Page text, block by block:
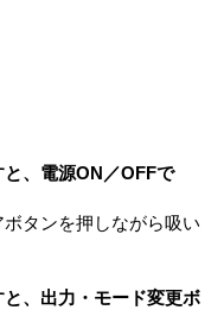
と、電源ON／OFFで
タンを押しながら吸い
と、出力・モード変更ボ